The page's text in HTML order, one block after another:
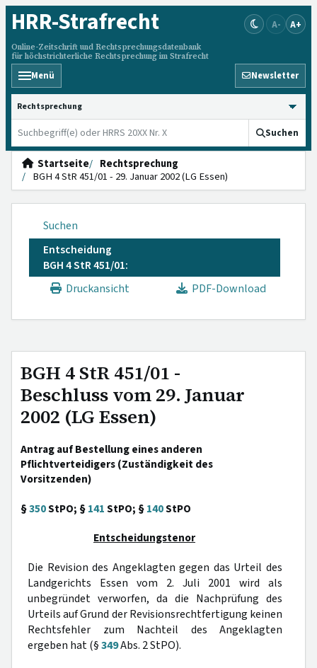
HRR-Strafrecht
Online-Zeitschrift und Rechtsprechungsdatenbank
für höchstrichterliche Rechtsprechung im Strafrecht
A- A+
Menü Newsletter
HRRS durchsuchen
Suchen
Startseite
Rechtsprechung
BGH 4 StR 451/01 - 29. Januar 2002 (LG Essen)
Suchen
Entscheidung
BGH 4 StR 451/01:
Druckansicht
PDF-Download
BGH 4 StR 451/01 -
Beschluss vom 29. Januar
2002 (LG Essen)
Antrag auf Bestellung eines anderen
Pflichtverteidigers (Zuständigkeit des
Vorsitzenden)
§350StPO; §141StPO; §140StPO
Entscheidungstenor
Die Revision des Angeklagten gegen das Urteil des
Landgerichts Essen vom 2. Juli 2001 wird als
unbegründet verworfen, da die Nachprüfung des
Urteils auf Grund der Revisionsrechtfertigung keinen
Rechtsfehler zum Nachteil des Angeklagten
ergeben hat (§349Abs. 2 StPO).